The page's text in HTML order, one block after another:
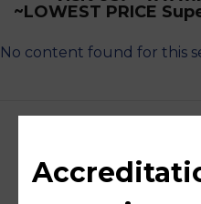
~LOWEST PRICE
No content found for this